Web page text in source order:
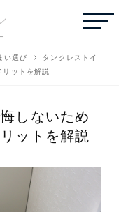
い選び
タンクレストイ
ットを解説
しないため
ットを解説